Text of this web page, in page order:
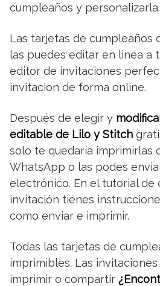
cumpleaños y personalizarla.
Las tarjetas de cumpleaños
las puedes editar en linea a
editor de invitaciones
invitacion de forma online.
Después de elegir y
editable de Lilo y Stitch
solo te quedaría imprimirlas
WhatsApp o las podes
electrónico. En el tutorial de
invitación tienes
como enviar e imprimir.
Todas las tarjetas de
imprimibles. Las
imprimir o compartir